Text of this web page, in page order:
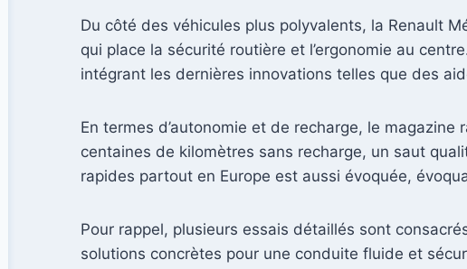
Du côté des véhicules plus polyvalents, la Renault
qui place la sécurité routière et l’ergonomie au
intégrant les dernières innovations telles que des
En termes d’autonomie et de recharge, le
centaines de kilomètres sans recharge, un saut
rapides partout en Europe est aussi évoquée,
Pour rappel, plusieurs essais détaillés sont
solutions concrètes pour une conduite fluide et